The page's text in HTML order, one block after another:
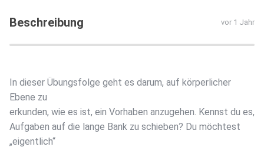
Beschreibung vor 1 Jahr
In dieser Übungsfolge geht es darum, auf körperlicher
Ebene zu
erkunden, wie es ist, ein Vorhaben anzugehen. Kennst du es,
Aufgaben auf die lange Bank zu schieben? Du möchtest
„eigentlich“